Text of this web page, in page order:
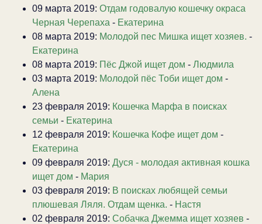
09 марта 2019: Отдам годовалую кошечку окраса
Черная Черепаха - Екатерина
08 марта 2019: Молодой пес Мишка ищет хозяев. -
Екатерина
08 марта 2019: Пёс Джой ищет дом - Людмила
03 марта 2019: Молодой пёс Тоби ищет дом -
Алена
23 февраля 2019: Кошечка Марфа в поисках
семьи - Екатерина
12 февраля 2019: Кошечка Кофе ищет дом -
Екатерина
09 февраля 2019: Дуся - молодая активная кошка
ищет дом - Мария
03 февраля 2019: В поисках любящей семьи
плюшевая Ляля. Отдам щенка. - Настя
02 февраля 2019: Собачка Джемма ищет хозяев -